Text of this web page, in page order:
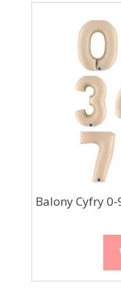
Balony Cyfry